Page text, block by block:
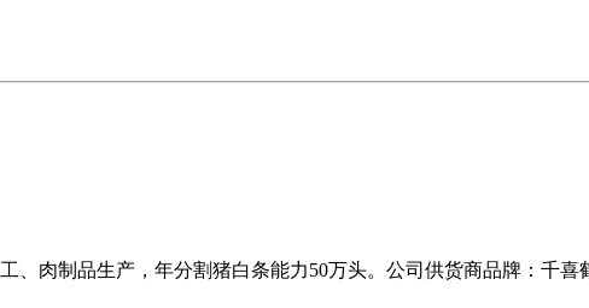
、肉制品生产，年分割猪白条能力50万头。公司供货商品牌：千